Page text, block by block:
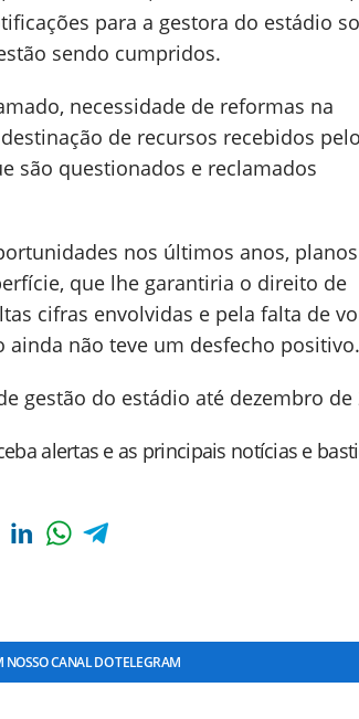
para a gestora do estádio
sendo cumpridos.
necessidade de reformas na
de recursos recebidos pelo
são questionados e reclamados
nos últimos anos,
que lhe garantiria o direito de
cifras envolvidas e pela falta de
ainda não teve um desfecho positivo.
gestão do estádio até dezembro de
alertas e as principais notícias e
NOSSO CANAL DO TELEGRAM